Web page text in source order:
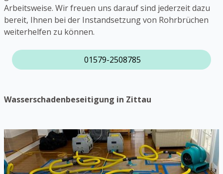
Arbeitsweise. Wir freuen uns darauf sind jederzeit dazu
bereit, Ihnen bei der Instandsetzung von Rohrbrüchen
weiterhelfen zu können.
01579-2508785
Wasserschadenbeseitigung in Zittau